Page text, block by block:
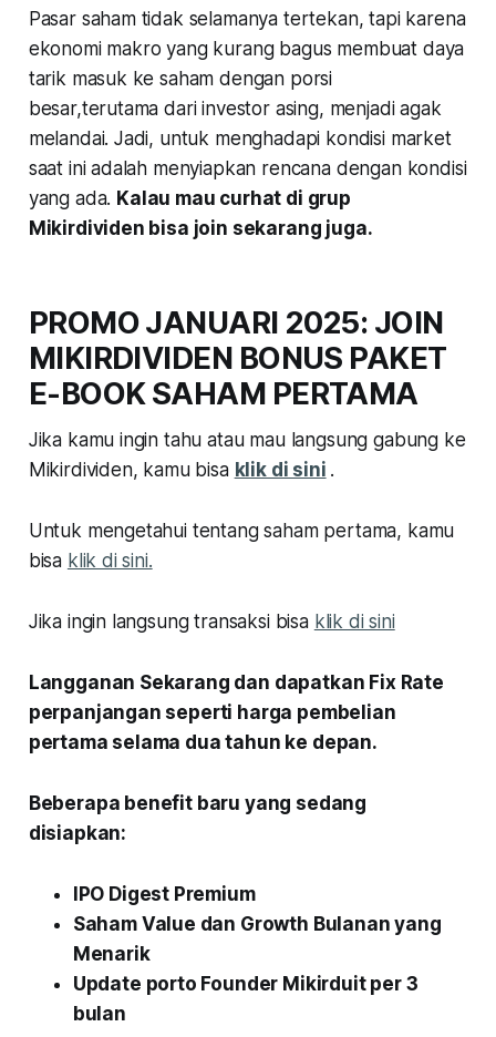
Pasar saham tidak selamanya tertekan, tapi karena
ekonomi makro yang kurang bagus membuat daya
tarik masuk ke saham dengan porsi
besar,terutama dari investor asing, menjadi agak
melandai. Jadi, untuk menghadapi kondisi market
saat ini adalah menyiapkan rencana dengan kondisi
yang ada. Kalau mau curhat di grup
Mikirdividen bisa join sekarang juga.
PROMO JANUARI 2025: JOIN
MIKIRDIVIDEN BONUS PAKET
E-BOOK SAHAM PERTAMA
Jika kamu ingin tahu atau mau langsung gabung ke
Mikirdividen, kamu bisa klik di sini .
Untuk mengetahui tentang saham pertama, kamu
bisa klik di sini.
Jika ingin langsung transaksi bisa klik di sini
Langganan Sekarang dan dapatkan Fix Rate
perpanjangan seperti harga pembelian
pertama selama dua tahun ke depan.
Beberapa benefit baru yang sedang
disiapkan:
IPO Digest Premium
Saham Value dan Growth Bulanan yang
Menarik
Update porto Founder Mikirduit per 3
bulan